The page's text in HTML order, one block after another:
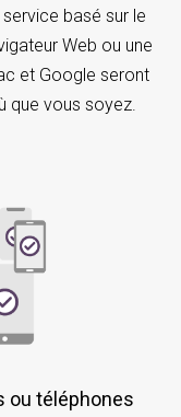
basé sur le
Web ou une
et Google seront
que vous soyez.
ou téléphones